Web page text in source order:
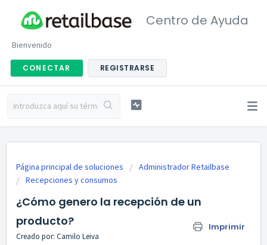
Centro de Ayuda
Bienvenido
CONECTAR REGISTRARSE
Página principal de soluciones
Administrador Retailbase
Recepciones y consumos
¿Cómo genero la recepción de un
producto?
Imprimir
Creado por: Camilo Leiva